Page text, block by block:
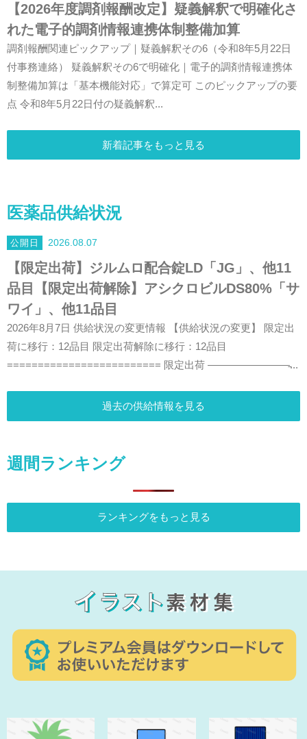
【2026年度調剤報酬改定】疑義解釈で明確化さ
れた電子的調剤情報連携体制整備加算
調剤報酬関連ピックアップ｜疑義解釈その6（令和8年5月22日
付事務連絡） 疑義解釈その6で明確化｜電子的調剤情報連携体
制整備加算は「基本機能対応」で算定可 このピックアップの要
点 令和8年5月22日付の疑義解釈...
新着記事をもっと見る
医薬品供給状況
2026.08.07
【限定出荷】ジルムロ配合錠LD「JG」、他11
品目【限定出荷解除】アシクロビルDS80%「サ
ワイ」、他11品目
2026年8月7日 供給状況の変更情報 【供給状況の変更】 限定出
荷に移行：12品目 限定出荷解除に移行：12品目
========================= 限定出荷 ————————̵...
過去の供給情報を見る
週間ランキング
ランキングをもっと見る